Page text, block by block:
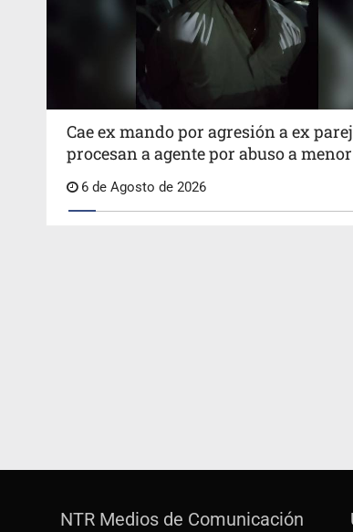
Cae ex mando por agresión a ex
procesan a agente por abuso a menor
6 de Agosto de 2026
NTR Medios de Comunicación